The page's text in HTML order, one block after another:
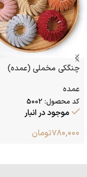
چنگکی مخملی (عمده)
عمده
کد محصول: 5002
موجود در انبار
۷۸۰,۰۰۰تومان